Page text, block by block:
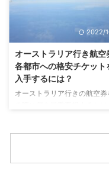
リアではpetrol（ぺトロール
（gas）と言っても、「へっ
ス？」って顔されますのでご
を。また、燃料を意味する、
Fuel（フュール）という言葉
く使われます。 オーストラリ
のガソリンスタンドは、
2022/
オーストラリア行き航空
各都市への格安チケット
入手するには？
オーストラリア行きの航空券
では、日本ーオーストラリア